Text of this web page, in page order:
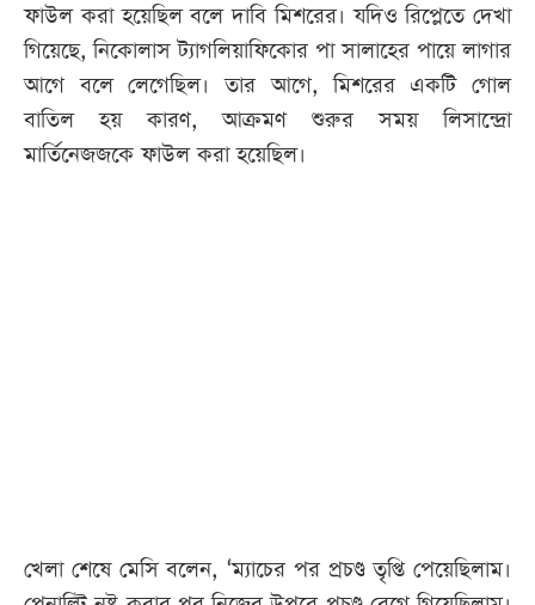
ফাউল করা হয়েছিল বলে দাবি মিশরের। যদিও রিপ্লেতে দেখা
গিয়েছে, নিকোলাস ট্যাগলিয়াফিকোর পা সালাহের পায়ে লাগার
আগে বলে লেগেছিল। তার আগে, মিশরের একটি গোল
বাতিল হয় কারণ, আক্রমণ শুরুর সময় লিসান্দ্রো
মার্তিনেজজকে ফাউল করা হয়েছিল।
খেলা শেষে মেসি বলেন, ‘ম্যাচের পর প্রচণ্ড তৃপ্তি পেয়েছিলাম।